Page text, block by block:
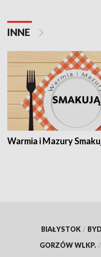
INNE
Warmia i Mazury
BIAŁYSTOK /
GORZÓW WLKP. /